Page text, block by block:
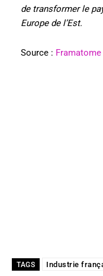
de transformer le
Europe de l’Est.
Source : Framatome
TAGS Industrie